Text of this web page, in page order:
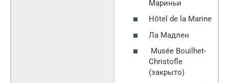
Мариньи
Hôtel de la Marine
Ла Мадлен
Musée Bouilhet-
Christofle
(закрыто)